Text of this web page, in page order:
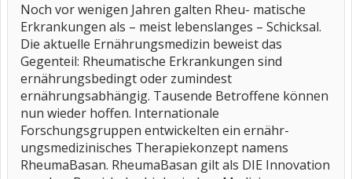
Rheuma-Basan-Therapie wäre eine Behandlungsalternative. Es
ginge darum, das regelmäßig eingenommene Schmerztabletten
auf Magen, Nieren und Leber gehen würde und das alternativ mit
aufeinander abgestimmten Nähr- und Vitalstoffen das
Stoffwechsel-Gleichgewicht wieder hergestellt werden könnte.
Rheuma-Patienten brauchen biologische "Feuerlöscher", die die
Entzündungen bekämpfen könnten.
Zu diesen "Feuerlöschern" gehören: Vitamine C, B6, Folsäure und
E, Magnesium, Selen, Zink, Kupfer und Calcium. Die Patienten
bräuchten basische Substanzen für die Entsäuerung, die die
Säurekristalle in den Gelenken abbauen und Schmerzen lindern.
Noch vor wenigen Jahren galten Rheu- matische
Erkrankungen als – meist lebenslanges – Schicksal.
Die aktuelle Ernährungsmedizin beweist das
Gegenteil: Rheumatische Erkrankungen sind
ernährungsbedingt oder zumindest
ernährungsabhängig. Tausende Betroffene können
nun wieder hoffen. Internationale
Forschungsgruppen entwickelten ein ernähr-
ungsmedizinisches Therapiekonzept namens
RheumaBasan. RheumaBasan gilt als DIE Innovation